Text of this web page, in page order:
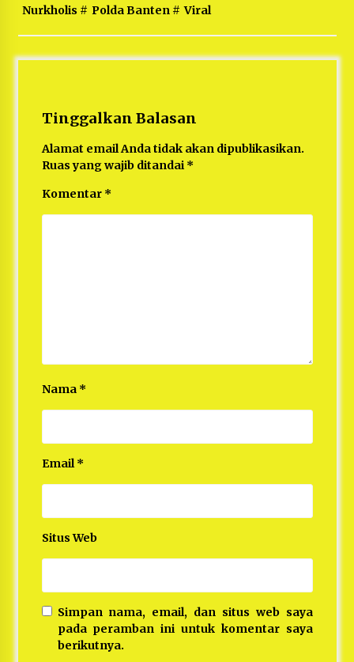
Nurkholis # Polda Banten# Viral
Tinggalkan Balasan
Alamat email Anda tidak akan dipublikasikan.
Ruas yang wajib ditandai *
Komentar *
Nama *
Email*
Situs Web
Simpan nama, email, dan situs web saya
pada peramban ini untuk komentar saya
berikutnya.